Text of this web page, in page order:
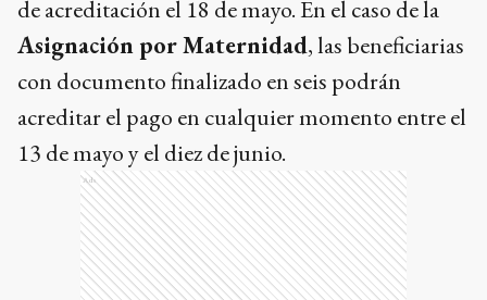
de acreditación el 18 de mayo. En el caso de la
Asignación por Maternidad, las beneficiarias
con documento finalizado en seis podrán
acreditar el pago en cualquier momento entre el
13 de mayo y el diez de junio.
Ads